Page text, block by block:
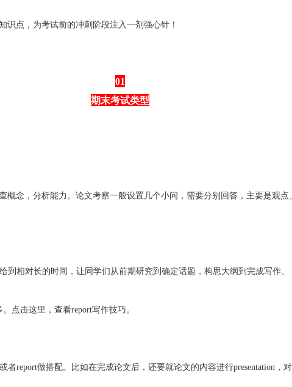
识点，为考试前的冲刺阶段注入一剂强心针！
01
期末考试类型
概念，分析能力。论文考察一般设置几个小问，需要分别回答，主要是观
到相对长的时间，让同学们从前期研究到确定话题，构思大纲到完成写作。
点击这里，查看report写作技巧。
或者report做搭配。比如在完成论文后，还要就论文的内容进行presentation，